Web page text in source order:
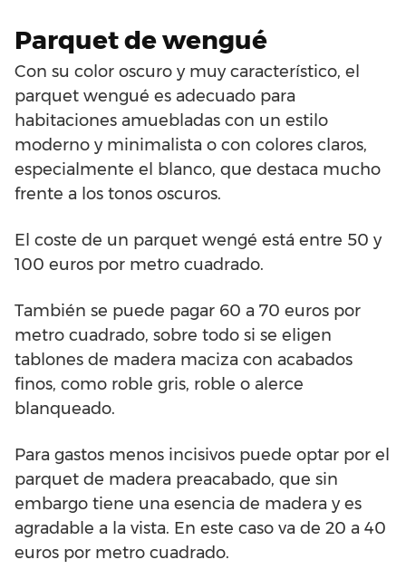
Parquet de wengué
Con su color oscuro y muy característico, el
parquet wengué es adecuado para
habitaciones amuebladas con un estilo
moderno y minimalista o con colores claros,
especialmente el blanco, que destaca mucho
frente a los tonos oscuros.
El coste de un parquet wengé está entre 50 y
100 euros por metro cuadrado.
También se puede pagar 60 a 70 euros por
metro cuadrado, sobre todo si se eligen
tablones de madera maciza con acabados
finos, como roble gris, roble o alerce
blanqueado.
Para gastos menos incisivos puede optar por el
parquet de madera preacabado, que sin
embargo tiene una esencia de madera y es
agradable a la vista. En este caso va de 20 a 40
euros por metro cuadrado.